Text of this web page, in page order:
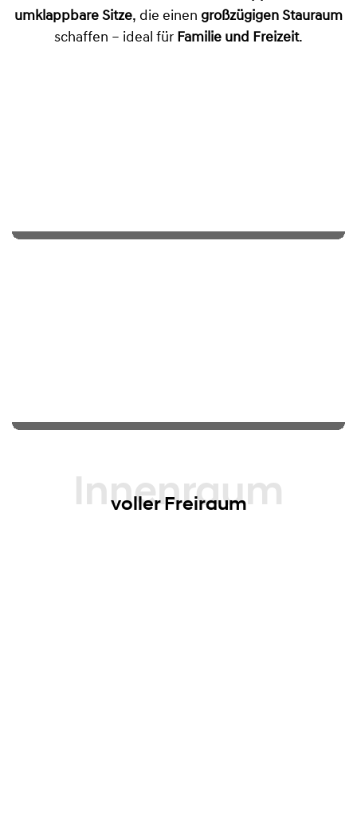
umklappbare Sitze, die einen großzügigen Stauraum
schaffen – ideal für Familie und Freizeit.
Innenraum
voller Freiraum